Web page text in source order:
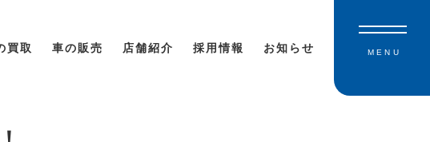
買取 車の販売 店舗紹介 採用情報 お知らせ MENU